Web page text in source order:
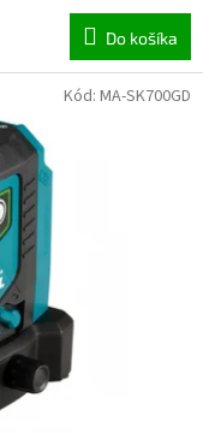
Do košíka
Kód: MA-SK700GD